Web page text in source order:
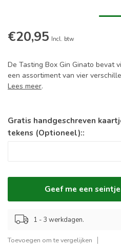
€20,95 Incl. btw
De Tasting Box Gin Ginato bevat
een assortiment van vier
Lees meer.
Gratis handgeschreven
tekens (Optioneel)::
Geef me een
1 - 3 werkdagen.
Toevoegen om te vergelijken